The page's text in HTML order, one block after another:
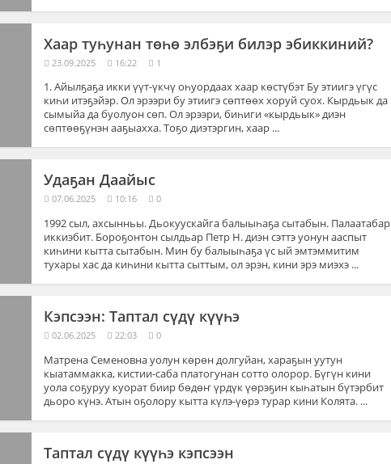
Хаар туһунан төһө элбэҕи билэр эбиккиний?
23.09.2025 16:22 1
1. Айылҕаҕа икки үүт-үкчү оһуордаах хаар көстүбэт Бу этиигэ үгүс
киһи итэҕэйэр. Ол эрээри бу этиигэ сөптөөх хоруй суох. Кырдьык да
сымыйа да буолуон сөп. Ол эрээри, биһиги «кырдьык» диэн
сөптөөҕүнэн ааҕыахха. Тоҕо диэтэргин, хаар ...
Удаҕан Даайыс
07.06.2025 10:16 0
1992 сыл, ахсынньы. Дьокуускайга балыыһаҕа сытабын. Палаатабар
иккиэбит. Бороҕонтон сылдьар Петр Н. диэн сэттэ уонун ааспыт
киһини кытта сытабын. Мин бу балыыһаҕа үс ый эмтэммитим
тухары хас да киһини кытта сыттым, ол эрэн, кини эрэ миэхэ ...
Кэпсээн: Таптал сүдү күүһэ
02.06.2025 22:03 0
Матрена Семеновна уолун көрөн долгуйан, хараҕын уутун
кыатаммакка, кистии-саба платогунан сотто олорор. Бүгүн кини
уола соҕуруу куорат биир бөдөҥ үрдүк үөрэҕин кыһатын бүтэрбит
дьоро күнэ. Атын оҕолору кытта күлэ-үөрэ турар кини Колята. ...
Таптал сүдү күүһэ кэпсээн